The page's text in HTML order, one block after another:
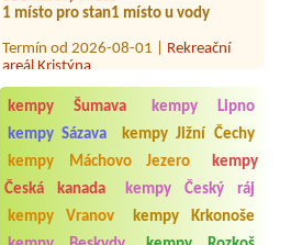
Termín od 2026-08-01 |
Rekreační
areál Kristýna
4l, 3 osoby
Termín od 2026-07-29 |
kemp Rozkoš
Chatka, srub 2 osoby
Termín od 2026-07-27 |Autokemp
Dřevěnice
Termín od 2026-07-27 |
Koupaliště
kempy Šumava
kempy Lipno
kempy Sázava
kempy Jižní Čechy
kempy Máchovo Jezero
kempy
Česká kanada
kempy Český ráj
kempy Vranov
kempy Krkonoše